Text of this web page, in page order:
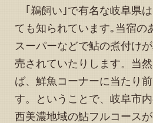
2025.04.20
「予約状況」お知らせページの５
した
2025.04.13
「予約状況」お知らせページの4月
トップページ下方の「観光情報、そ
らせ」を更新しました
｢鵜飼い｣で有名な岐阜県
ても知られています｡当宿の
スーパーなどで鮎の煮付け
売されていたりします。当
ば、鮮魚コーナーに当たり
す。ということで、岐阜市内
西美濃地域の鮎フルコース